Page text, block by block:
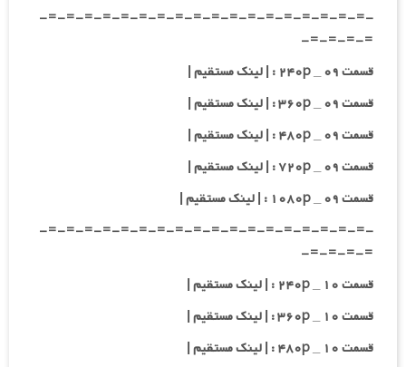
-=-=-=-=-=-=-=-=-=-=-=-=-=-=-=-=-=-=-
=-=-=-=-
قسمت ۰۹ _ ۲۴۰p : | لینک مستقیم |
قسمت ۰۹ _ ۳۶۰p : | لینک مستقیم |
قسمت ۰۹ _ ۴۸۰p : | لینک مستقیم |
قسمت ۰۹ _ ۷۲۰p : | لینک مستقیم |
قسمت ۰۹ _ ۱۰۸۰p : | لینک مستقیم |
-=-=-=-=-=-=-=-=-=-=-=-=-=-=-=-=-=-=-
=-=-=-=-
قسمت ۱۰ _ ۲۴۰p : | لینک مستقیم |
قسمت ۱۰ _ ۳۶۰p : | لینک مستقیم |
قسمت ۱۰ _ ۴۸۰p : | لینک مستقیم |